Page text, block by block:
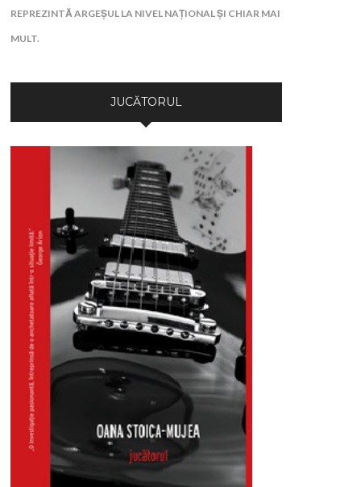
REPREZINTĂ ARGEȘUL LA NIVEL NAȚIONAL ȘI CHIAR MAI
MULT.
JUCĂTORUL